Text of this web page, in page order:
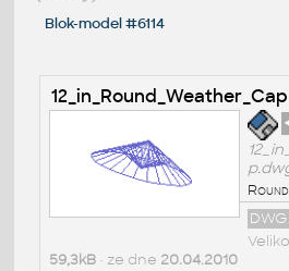
Blok-model #6114
12_in_Round_Weather_Cap
59,3kB• ze dne 20.04.2010